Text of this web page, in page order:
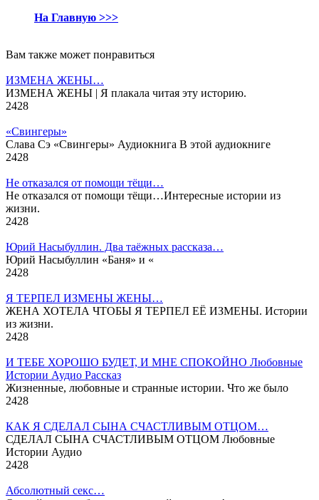
На Главную >>>
Вам также может понравиться
ИЗМЕНА ЖЕНЫ…
ИЗМЕНА ЖЕНЫ | Я плакала читая эту историю.
2428
«Свингеры»
Слава Сэ «Свингеры» Аудиокнига В этой аудиокниге
2428
Не отказался от помощи тёщи…
Не отказался от помощи тёщи…Интересные истории из
жизни.
2428
Юрий Насыбуллин. Два таёжных рассказа…
Юрий Насыбуллин «Баня» и «
2428
Я ТЕРПЕЛ ИЗМЕНЫ ЖЕНЫ…
ЖЕНА ХОТЕЛА ЧТОБЫ Я ТЕРПЕЛ ЕЁ ИЗМЕНЫ. Истории
из жизни.
2428
И ТЕБЕ ХОРОШО БУДЕТ, И МНЕ СПОКОЙНО Любовные
Истории Аудио Рассказ
Жизненные, любовные и странные истории. Что же было
2428
КАК Я СДЕЛАЛ СЫНА СЧАСТЛИВЫМ ОТЦОМ…
СДЕЛАЛ СЫНА СЧАСТЛИВЫМ ОТЦОМ Любовные
Истории Аудио
2428
Абсолютный секс…